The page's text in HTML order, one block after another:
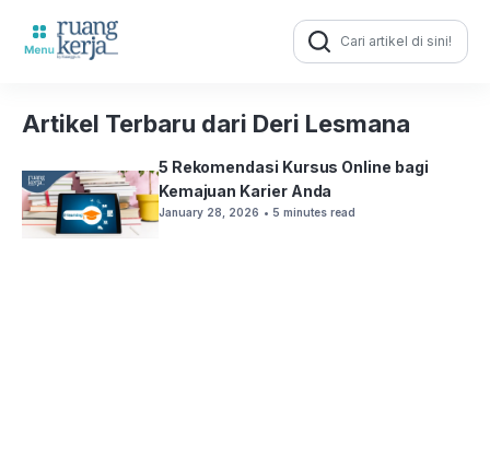
Search
for:
Artikel Terbaru dari Deri Lesmana
5 Rekomendasi Kursus Online bagi
Kemajuan Karier Anda
January 28, 2026 • 5 minutes read